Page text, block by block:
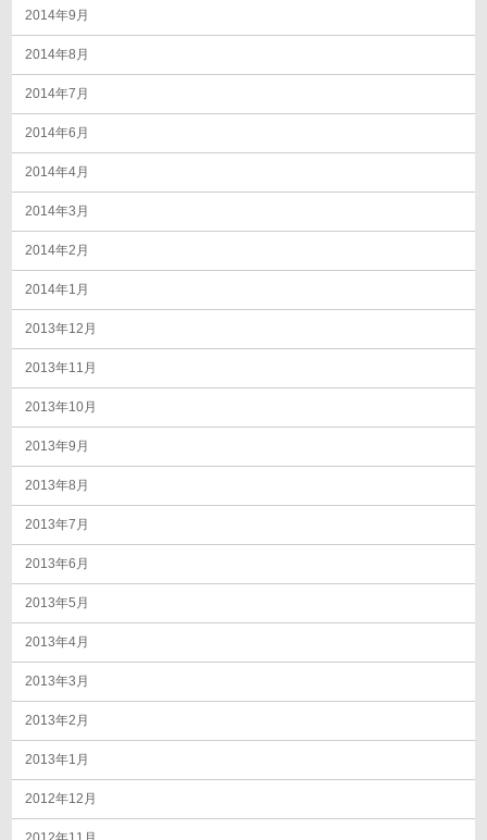
2014年9月
2014年8月
2014年7月
2014年6月
2014年4月
2014年3月
2014年2月
2014年1月
2013年12月
2013年11月
2013年10月
2013年9月
2013年8月
2013年7月
2013年6月
2013年5月
2013年4月
2013年3月
2013年2月
2013年1月
2012年12月